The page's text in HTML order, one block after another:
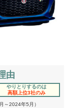
由
やりとりするのは
高額上位3社のみ
～2024年5月）